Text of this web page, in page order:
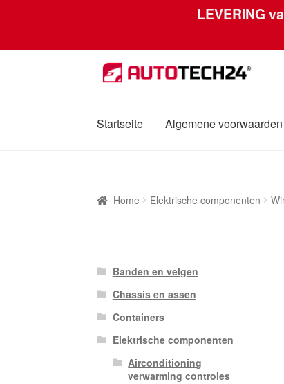
LEVERING
Ga
door
navigatie
Ga
naar
inhoud
Startseite Algemene voorwaarden
Over ons PrivacybeleidWereldwijde
Home Elektrische componenten
Banden en velgen
Chassis en assen
Containers
Elektrische componenten
Airconditioning
verwarming controles